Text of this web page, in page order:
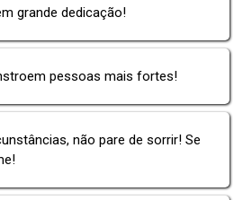
grande dedicação!
pessoas mais fortes!
não pare de sorrir! Se